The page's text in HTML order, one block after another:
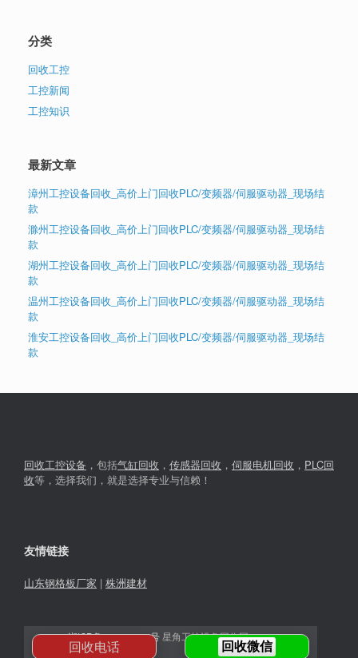
分类
回收工控
工控新闻
工控知识
最新文章
漳州工控设备回收_高价上门回收PLC/变频器/伺服驱动器_现场结
款
滁州工控设备回收_高价上门回收PLC/变频器/伺服驱动器_现场结
款
湖州工控设备回收_高价上门回收PLC/变频器/伺服驱动器_现场结
款
温州工控设备回收_高价上门回收PLC/变频器/伺服驱动器_现场结
款
淮安工控设备回收_高价上门回收PLC/变频器/伺服驱动器_现场结
款
回收电话 回收微信
回收工控设备 ，包括气缸回收 ， 传感器回收 ， 伺服电机回收 ， PLC回
收等，选择我们，就是选择专业与信赖！
友情链接
山东钢格板厂家 | 株洲建材
湘ICP备2023030366号星角工控设备回收网© 2026